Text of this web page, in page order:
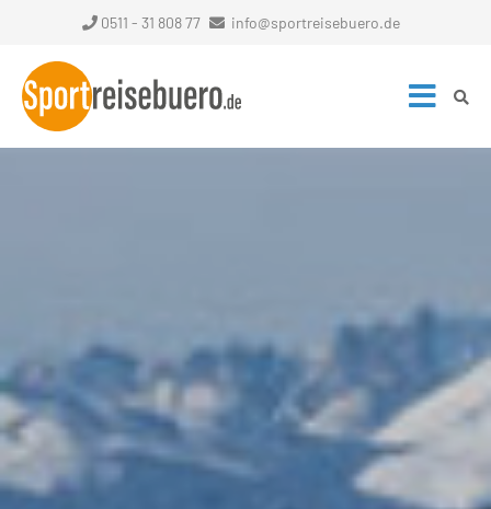
0511 - 31 808 77 info@sportreisebuero.de